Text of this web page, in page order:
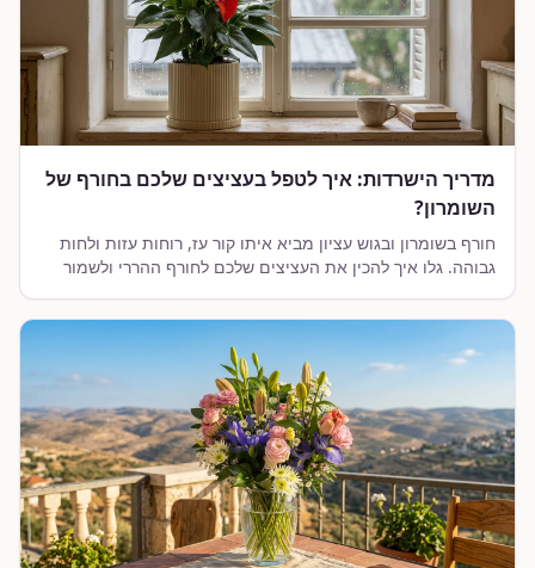
מדריך הישרדות: איך לטפל בעציצים שלכם בחורף של
השומרון?
חורף בשומרון ובגוש עציון מביא איתו קור עז, רוחות עזות ולחות
גבוהה. גלו איך להכין את העציצים שלכם לחורף ההררי ולשמור